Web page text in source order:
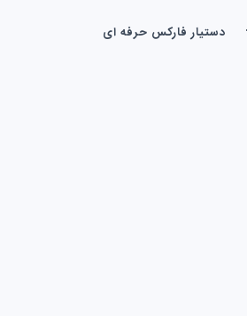
دستیار فارکس حرفه ای